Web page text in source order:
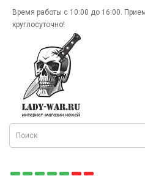
Время работы с 10:00 до 16:00.
круглосуточно!